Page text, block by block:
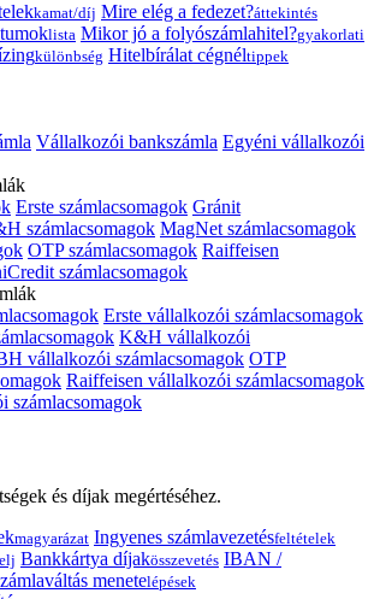
kamat/díj Mire elég a fedezet?áttekintés
lista Mikor jó a folyószámlahitel?gyakorlati
különbség Hitelbírálat cégnéltippek
Vállalkozói bankszámla Egyéni vállalkozói
Erste számlacsomagok Gránit
számlacsomagok MagNet számlacsomagok
OTP számlacsomagok Raiffeisen
számlacsomagok
Erste vállalkozói számlacsomagok
K&H vállalkozói
vállalkozói számlacsomagok OTP
Raiffeisen vállalkozói számlacsomagok
számlacsomagok
és díjak megértéséhez.
magyarázat Ingyenes számlavezetésfeltételek
Bankkártya díjakösszevetés IBAN /
menetelépések